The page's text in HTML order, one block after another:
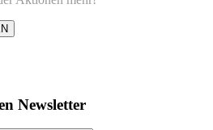
Newsletter